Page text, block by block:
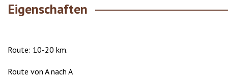
Eigenschaften
Route: 10-20 km.
Route von A nach A